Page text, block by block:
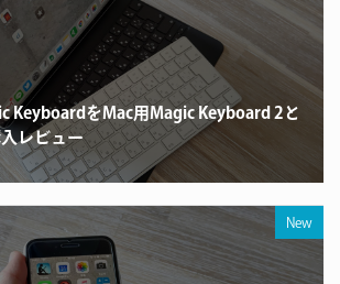
KeyboardをMac用Magic Keyboard 2と
レビュー
New